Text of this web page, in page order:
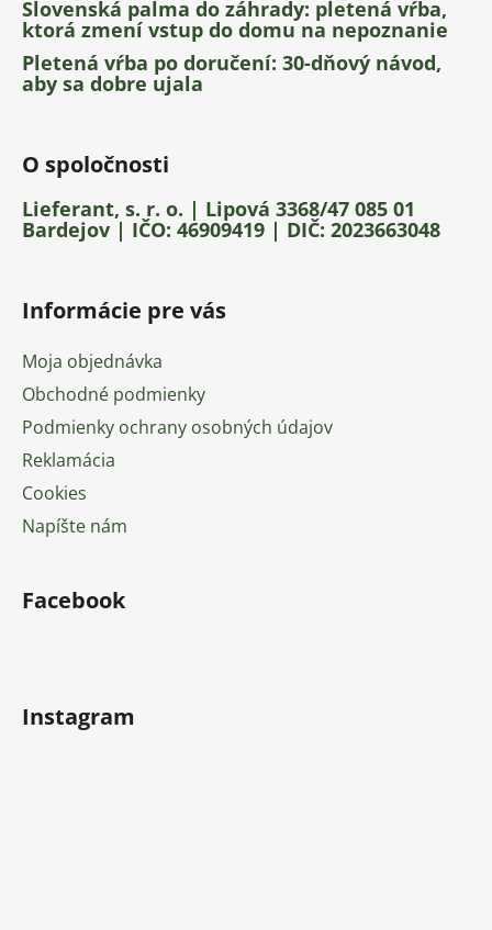
Slovenská palma do záhrady: pletená vŕba,
ktorá zmení vstup do domu na nepoznanie
Pletená vŕba po doručení: 30-dňový návod,
aby sa dobre ujala
O spoločnosti
Lieferant, s. r. o. | Lipová 3368/47 085 01
Bardejov | IČO: 46909419 | DIČ: 2023663048
Informácie pre vás
Moja objednávka
Obchodné podmienky
Podmienky ochrany osobných údajov
Reklamácia
Cookies
Napíšte nám
Facebook
Instagram